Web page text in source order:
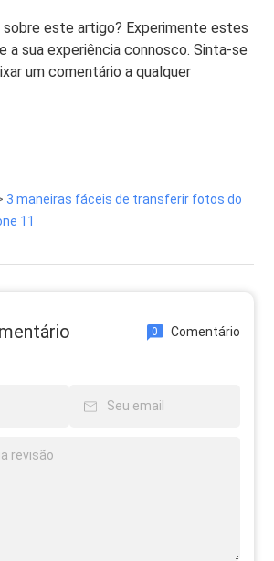
sobre este artigo? Experimente estes
a sua experiência connosco. Sinta-se
um comentário a qualquer
3 maneiras fáceis de transferir fotos do
11
0 Comentário